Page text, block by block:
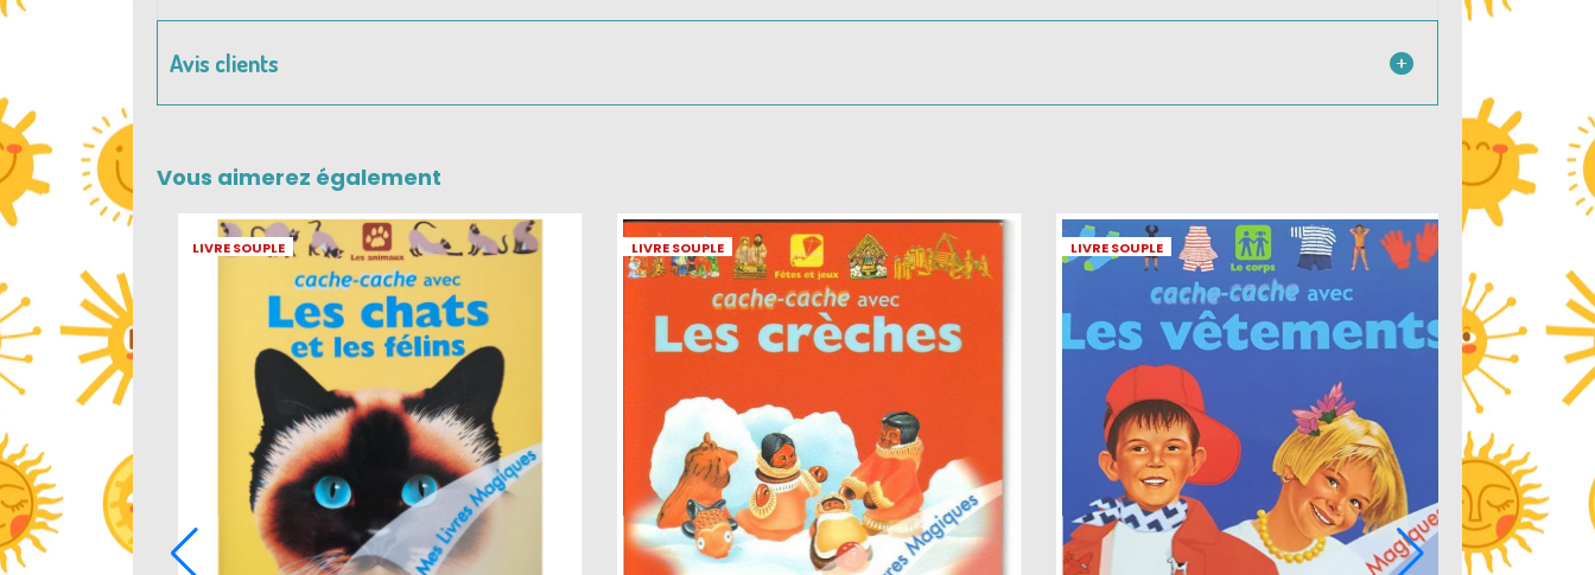
Avis clients
Vous aimerez également
LIVRE SOUPLE LIVRE SOUPLE LIVRE SOUPLE